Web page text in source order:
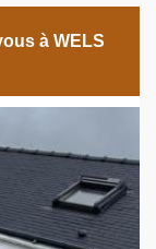
à WELS